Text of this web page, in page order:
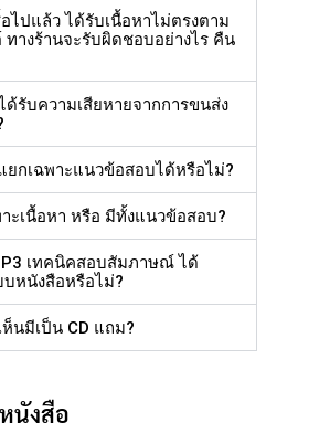
อไปแล้ว ได้รับเนื้อหาไม่ตรงตาม
ทางร้านจะรับผิดชอบอย่างไร คืน
ด้รับความเสียหายจากการขนส่ง
ยกเฉพาะแนวข้อสอบได้หรือไม่?
ะเนื้อหา หรือ มีทั้งแนวข้อสอบ?
เทคนิคสอบสัมภาษณ์ ได้
บหนังสือหรือไม่?
นมีเป็น CD แถม?
นังสือ